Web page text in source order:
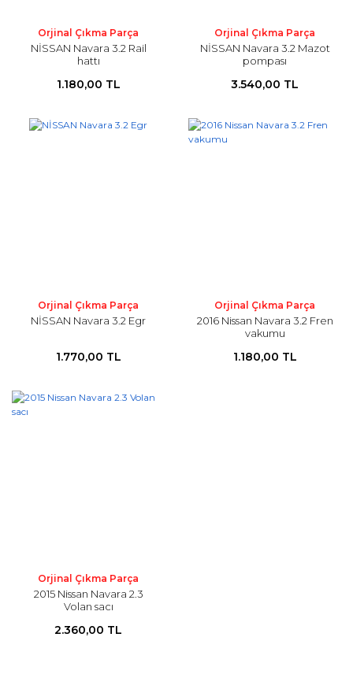
Orjinal Çıkma Parça
NİSSAN Navara 3.2 Rail
hattı
1.180,00 TL
Orjinal Çıkma Parça
NİSSAN Navara 3.2 Mazot
pompası
3.540,00 TL
Orjinal Çıkma Parça
NİSSAN Navara 3.2 Egr
1.770,00 TL
Orjinal Çıkma Parça
2016 Nissan Navara 3.2 Fren
vakumu
1.180,00 TL
Orjinal Çıkma Parça
2015 Nissan Navara 2.3
Volan sacı
2.360,00 TL